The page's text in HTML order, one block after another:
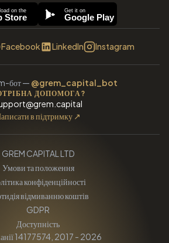
on the
Store
Get it on
Google Play
Facebook LinkedIn Instagram
бот— @grem_capital_bot
ДОПОМОГА?
в підтримку ↗
GREM CAPITAL LTD
Умови та положення
конфіденційності
відмиванню коштів
GDPR
Доступність
14177574, 2017 - 2026